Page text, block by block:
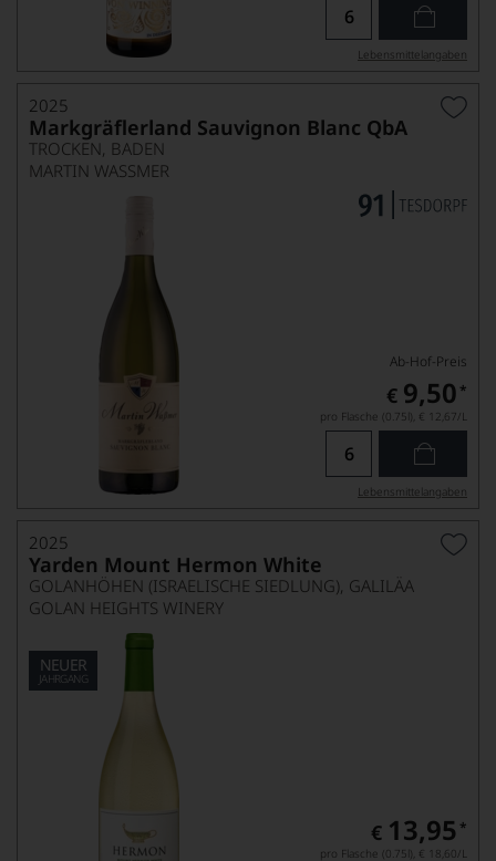
Lebensmittel­angaben
2025
Markgräflerland Sauvignon Blanc QbA
TROCKEN, BADEN
MARTIN WASSMER
Ab-Hof-Preis
€ 9,50 *
pro Flasche (0.75l), € 12,67/L
Lebensmittel­angaben
2025
Yarden Mount Hermon White
GOLANHÖHEN (ISRAELISCHE SIEDLUNG), GALILÄA
GOLAN HEIGHTS WINERY
NEUER
JAHRGANG
€ 13,95 *
pro Flasche (0.75l), € 18,60/L